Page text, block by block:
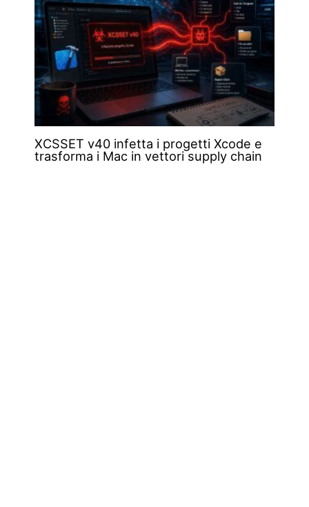
XCSSET v40 infetta i progetti Xcode e
trasforma i Mac in vettori supply chain